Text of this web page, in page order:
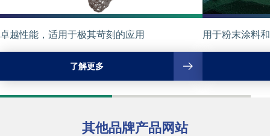
卓越性能，适用于极其苛刻的应用
了解更多
用于粉末涂料
其他品牌产品网站